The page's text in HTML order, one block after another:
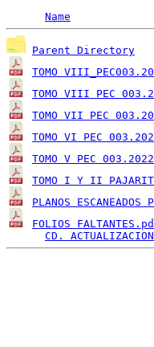
Name
Parent Directory
TOMO
TOMO VIII PEC
TOMO VII PEC
TOMO VI PEC
TOMO V PEC
TOMO I Y II
PLANOS
FOLIOS
CD.